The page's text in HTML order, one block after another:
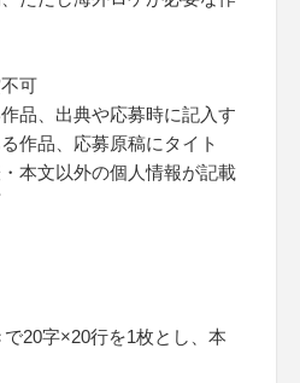
可
品、出典や応募時に記入す
作品、応募原稿にタイト
本文以外の個人情報が記載
20字×20行を1枚とし、本